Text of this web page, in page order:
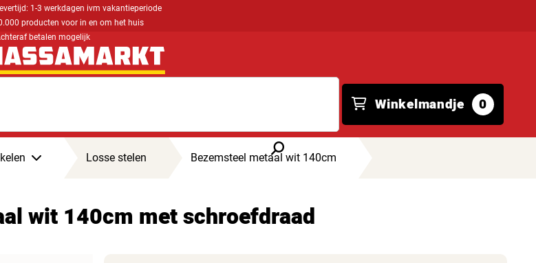
1-3 werkdagen ivm vakantieperiode
producten voor in en om het huis
betalen mogelijk
Winkelmandje 0
Losse stelen Bezemsteel metaal wit 140cm
wit 140cm met schroefdraad